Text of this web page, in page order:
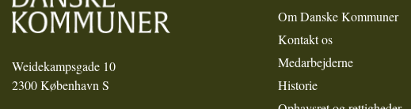
Weidekampsgade 10
2300 København S
Om Danske Kommuner
Kontakt os
Medarbejderne
Historie